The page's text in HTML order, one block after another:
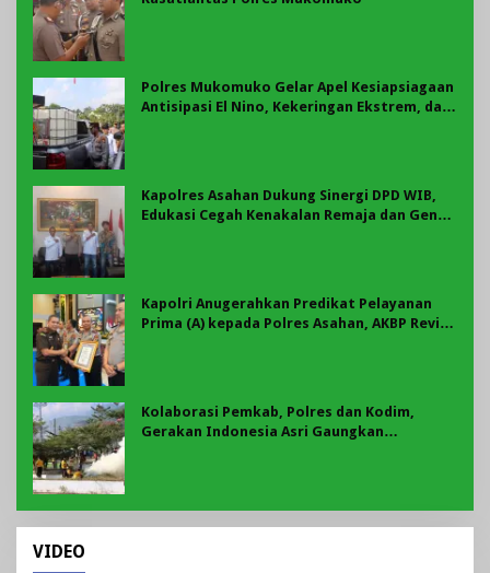
Polres Mukomuko Gelar Apel Kesiapsiagaan
Antisipasi El Nino, Kekeringan Ekstrem, dan
Kapolres Asahan Dukung Sinergi DPD WIB,
Edukasi Cegah Kenakalan Remaja dan Geng
Kapolri Anugerahkan Predikat Pelayanan
Prima (A) kepada Polres Asahan, AKBP Revi
Kolaborasi Pemkab, Polres dan Kodim,
Gerakan Indonesia Asri Gaungkan
VIDEO